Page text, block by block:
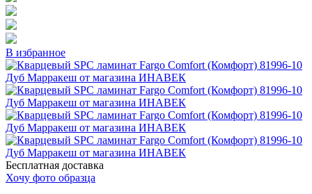
В избранное
Бесплатная доставка
Хочу фото образца